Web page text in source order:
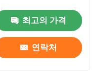
최고의 가격
연락처